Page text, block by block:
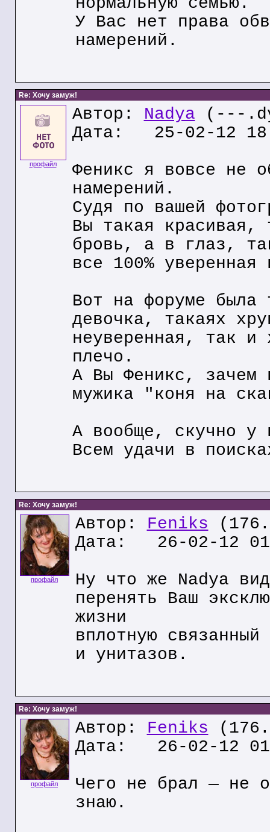
У Вас нет права
намерений.
Re: Хочу замуж!
профайл
Автор: Nadya (---
Дата: 25-02-12
Феникс я вовсе не
намерений.
Судя по вашей
Вы такая красивая,
бровь, а в глаз,
все 100%
Вот на форуме
девочка, такаях
неуверенная, так и
плечо.
А Вы Феникс, зачем
мужика "коня на
А вообще, скучно у
Всем удачи в
Re: Хочу замуж!
профайл
Автор: Feniks
Дата: 26-02-12
Ну что же Nadya
перенять Ваш
жизни
вплотную
и унитазов.
Re: Хочу замуж!
профайл
Автор: Feniks
Дата: 26-02-12
Чего не брал — не
знаю.